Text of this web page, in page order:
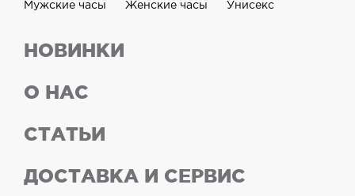
Мужские часы Женские часы Унисекс
НОВИНКИ
О НАС
СТАТЬИ
ДОСТАВКА И СЕРВИС